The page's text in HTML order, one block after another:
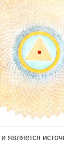
является